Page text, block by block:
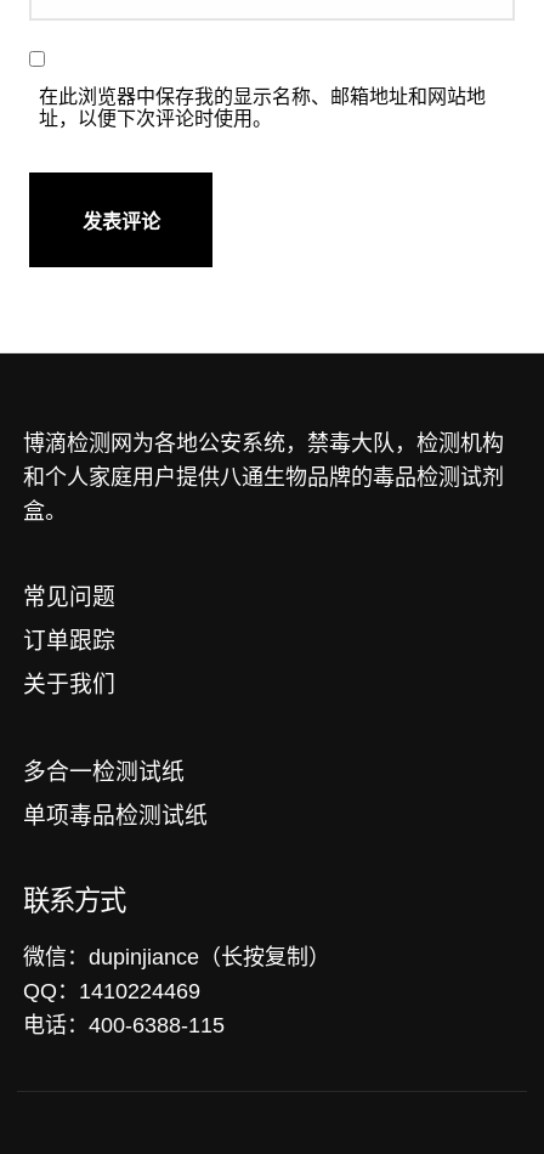
在此浏览器中保存我的显示名称、邮箱地址和网站地
址，以便下次评论时使用。
博滴检测网为各地公安系统，禁毒大队，检测机构
和个人家庭用户提供八通生物品牌的毒品检测试剂
盒。
常见问题
订单跟踪
关于我们
多合一检测试纸
单项毒品检测试纸
联系方式
微信：dupinjiance（长按复制）
QQ：1410224469
电话：400-6388-115